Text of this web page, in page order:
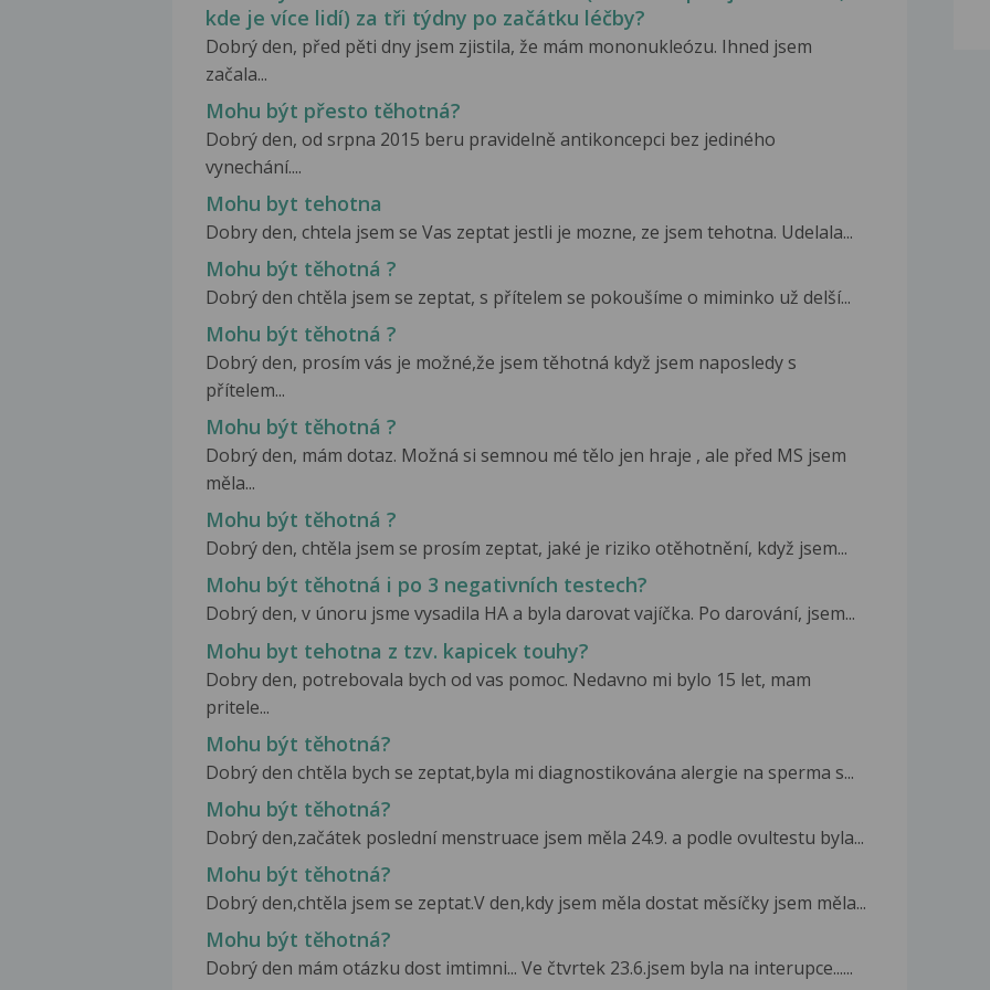
kde je více lidí) za tři týdny po začátku léčby?
Dobrý den, před pěti dny jsem zjistila, že mám mononukleózu. Ihned jsem
začala...
Mohu být přesto těhotná?
Dobrý den, od srpna 2015 beru pravidelně antikoncepci bez jediného
vynechání....
Mohu byt tehotna
Dobry den, chtela jsem se Vas zeptat jestli je mozne, ze jsem tehotna. Udelala...
Mohu být těhotná ?
Dobrý den chtěla jsem se zeptat, s přítelem se pokoušíme o miminko už delší...
Mohu být těhotná ?
Dobrý den, prosím vás je možné,že jsem těhotná když jsem naposledy s
přítelem...
Mohu být těhotná ?
Dobrý den, mám dotaz. Možná si semnou mé tělo jen hraje , ale před MS jsem
měla...
Mohu být těhotná ?
Dobrý den, chtěla jsem se prosím zeptat, jaké je riziko otěhotnění, když jsem...
Mohu být těhotná i po 3 negativních testech?
Dobrý den, v únoru jsme vysadila HA a byla darovat vajíčka. Po darování, jsem...
Mohu byt tehotna z tzv. kapicek touhy?
Dobry den, potrebovala bych od vas pomoc. Nedavno mi bylo 15 let, mam
pritele...
Mohu být těhotná?
Dobrý den chtěla bych se zeptat,byla mi diagnostikována alergie na sperma s...
Mohu být těhotná?
Dobrý den,začátek poslední menstruace jsem měla 24.9. a podle ovultestu byla...
Mohu být těhotná?
Dobrý den,chtěla jsem se zeptat.V den,kdy jsem měla dostat měsíčky jsem měla...
Mohu být těhotná?
Dobrý den mám otázku dost imtimni... Ve čtvrtek 23.6.jsem byla na interupce......